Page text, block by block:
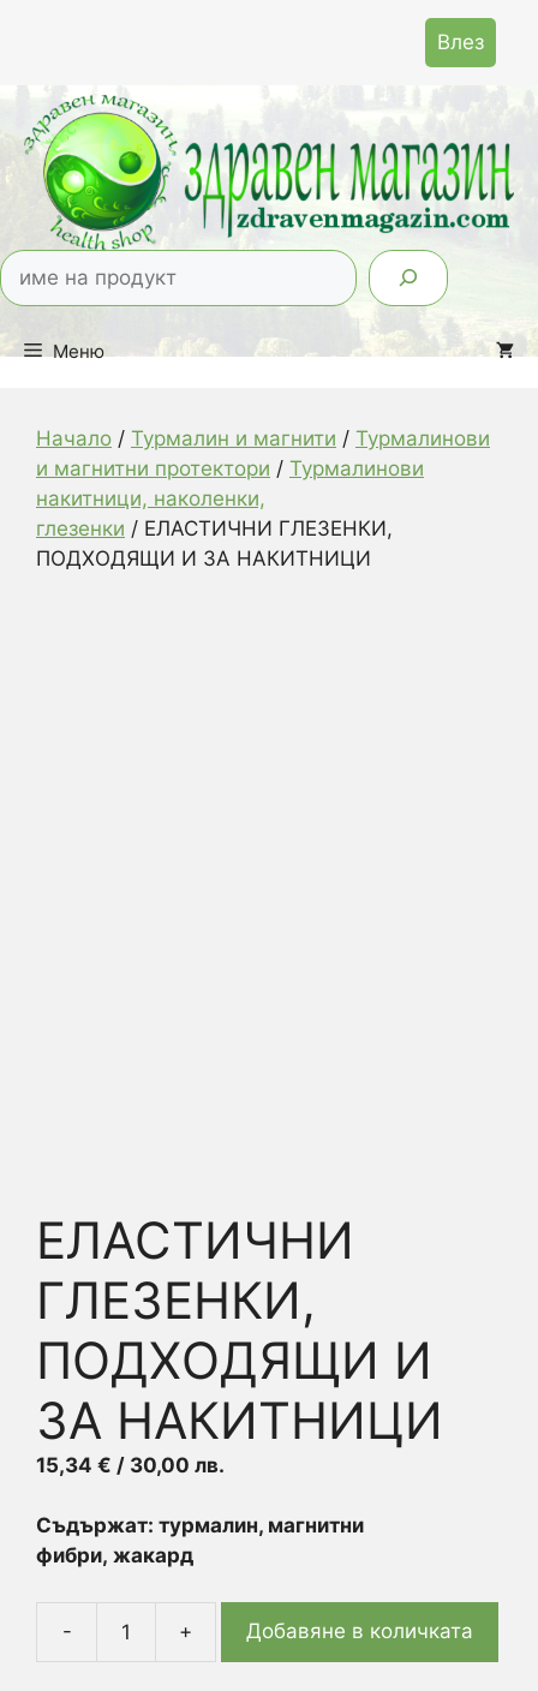
Влез
Меню
Начало / Турмалин и магнити / Турмалинови
и магнитни протектори / Турмалинови
накитници, наколенки,
глезенки / ЕЛАСТИЧНИ ГЛЕЗЕНКИ,
ПОДХОДЯЩИ И ЗА НАКИТНИЦИ
ЕЛАСТИЧНИ
ГЛЕЗЕНКИ,
ПОДХОДЯЩИ И
ЗА НАКИТНИЦИ
15,34 € / 30,00 лв.
Съдържат: турмалин, магнитни
фибри, жакард
количество
Добавяне в количката